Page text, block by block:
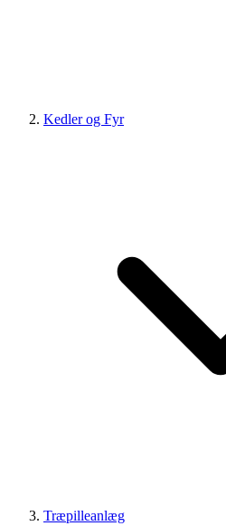
Kedler og Fyr
Træpilleanlæg